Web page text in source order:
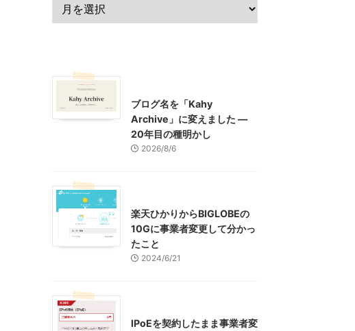
ブログ名を「Kahy
Archive」に変えました ―
20年目の種明かし
2026/8/6
楽天ひかりからBIGLOBEの
10Gに事業者変更して分かっ
たこと
2024/6/21
IPoEを契約したまま事業者変